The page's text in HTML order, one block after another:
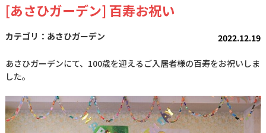
[あさひガーデン] 百寿お祝い
あさひガーデン 2022.12.19
あさひガーデンにて、100歳を迎えるご入居者様の百寿をお祝いしま
した。